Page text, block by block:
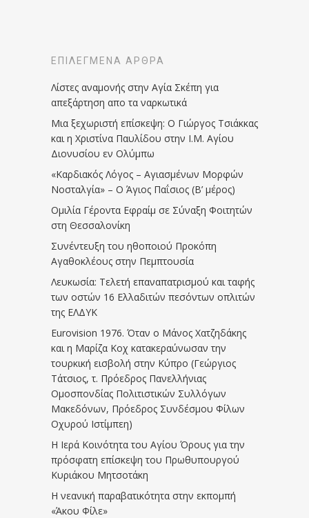
ΕΠΙΛΕΓΜΈΝΑ ΆΡΘΡΑ
Λίστες αναμονής στην Αγία Σκέπη για
απεξάρτηση απο τα ναρκωτικά
Μια ξεχωριστή επίσκεψη: Ο Γιώργος Τσιάκκας
και η Χριστίνα Παυλίδου στην Ι.Μ. Αγίου
Διονυσίου εν Ολύμπω
«Καρδιακός Λόγος – Αγιασμένων Μορφών
Νοσταλγία» – Ο Άγιος Παΐσιος (Β’ μέρος)
Ομιλία Γέροντα Εφραίμ σε Σύναξη Φοιτητών
στη Θεσσαλονίκη
Συνέντευξη του ηθοποιού Προκόπη
Αγαθοκλέους στην Πεμπτουσία
Λευκωσία: Τελετή επαναπατρισμού και ταφής
των οστών 16 Ελλαδιτών πεσόντων οπλιτών
της ΕΛΔΥΚ
Eurovision 1976. Όταν ο Μάνος Χατζηδάκης
και η Μαρίζα Κοχ κατακεραύνωσαν την
τουρκική εισβολή στην Κύπρο (Γεώργιος
Τάτσιος, τ. Πρόεδρος Πανελλήνιας
Ομοσπονδίας Πολιτιστικών Συλλόγων
Μακεδόνων, Πρόεδρος Συνδέσμου Φίλων
Οχυρού Ιστίμπεη)
Η Ιερά Κοινότητα του Αγίου Όρους για την
πρόσφατη επίσκεψη του Πρωθυπουργού
Κυριάκου Μητσοτάκη
Η νεανική παραβατικότητα στην εκπομπή
«Άκου Φίλε»